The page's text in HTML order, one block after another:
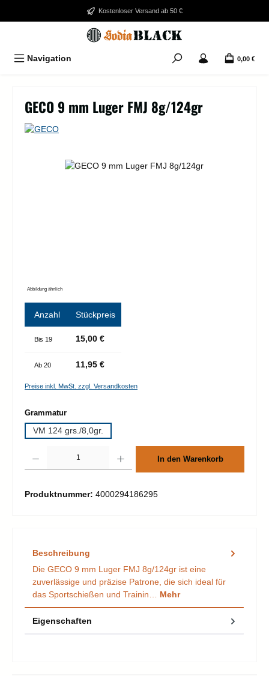
Zum Hauptinhalt springenKostenloser Versand ab 50 €
Navigation 0,00 €
GECO 9 mm Luger FMJ 8g/124gr
Bildergalerie überspringen
Abbildung ähnlich
Anzahl Stückpreis
Bis 19 15,00 €
Ab 20 11,95 €
Preise inkl. MwSt. zzgl. Versandkosten
Grammaturauswählen
VM 124 grs./8,0gr.
In den Warenkorb
Produktnummer: 4000294186295
Beschreibung
Die GECO 9 mm Luger FMJ 8g/124gr ist eine
zuverlässige und präzise Patrone, die sich ideal für
das Sportschießen und Trainin… Mehr
Eigenschaften